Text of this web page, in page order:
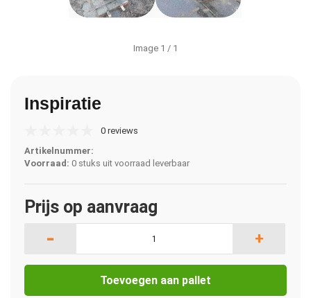
Image 1 / 1
Inspiratie
0 reviews
Artikelnummer:
Voorraad: 0 stuks uit voorraad leverbaar
Prijs op aanvraag
- +
Toevoegen aan pallet